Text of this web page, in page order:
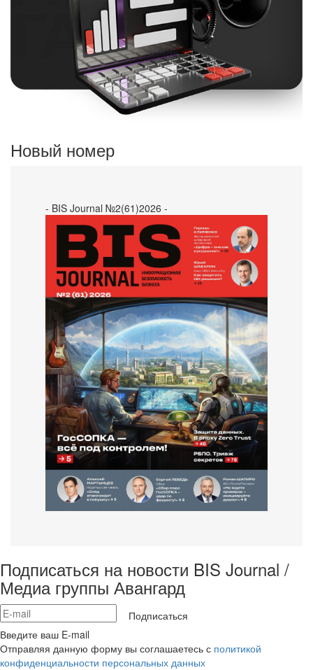
Новый номер
- BIS Journal №2(61)2026 -
Подписаться на новости BIS Journal /
Медиа группы Авангард
Подписаться
Введите ваш E-mail
Отправляя данную форму вы соглашаетесь с политикой
конфиденциальности персональных данных